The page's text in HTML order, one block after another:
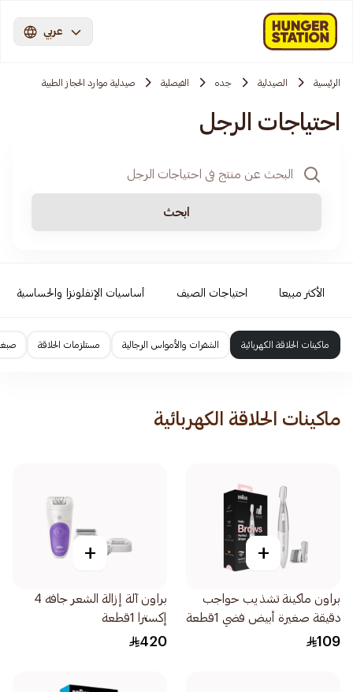
عربي
الرئيسية الصيدلية جده الفيصلية صيدلية موارد الحجاز الطبية
احتياجات الرجل
ابحث
الأكثر مبيعا احتياجات الصيف أساسيات الإنفلونزا والحساسية
ماكينات الحلاقة الكهربائية الشفرات والأمواس الرجالية مستلزمات الحلاقة
ماكينات الحلاقة الكهربائية
+
براون ماكينة تشذيب حواجب
دقيقة صغيرة أبيض فضي 1قطعة
109
+
براون آلة إزالة الشعر جافه 4
إكسترا 1قطعة
420